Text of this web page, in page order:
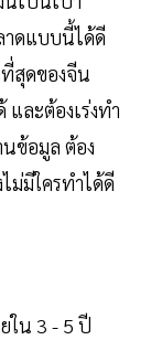
าดแบบนี้ได้ดี
สุดของจีน
และต้องเร่งทำ
ข้อมูล ต้อง
ม่มีใครทำได้ดี
ใน 3 - 5 ปี